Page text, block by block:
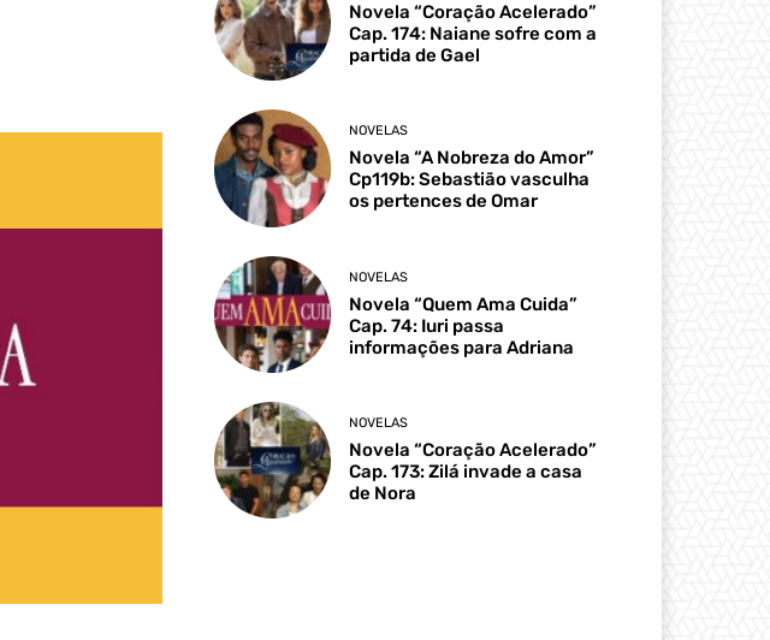
Novela “Coração Acelerado”
Cap. 174: Naiane sofre com a
partida de Gael
NOVELAS
Novela “A Nobreza do Amor”
Cp119b: Sebastião vasculha
os pertences de Omar
NOVELAS
Novela “Quem Ama Cuida”
Cap. 74: Iuri passa
informações para Adriana
NOVELAS
Novela “Coração Acelerado”
Cap. 173: Zilá invade a casa
de Nora